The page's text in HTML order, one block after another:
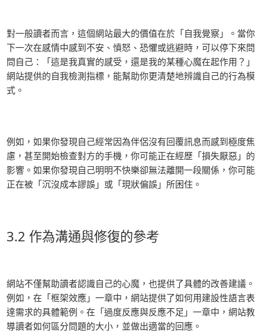
對一般讀者而言，這個網站最大的價值在於「自我覺察」。當你
下一次在感情中感到不安、憤怒、恐懼或逃避時，可以停下來問
問自己：「這是我真實的感受，還是我的某種心魔在起作用？」
網站提供的自我檢測指標，能幫助你更清楚地辨識自己的行為模
式。
例如，如果你發現自己經常因為伴侶沒有回覆訊息而感到極度焦
慮，甚至開始檢查對方的手機，你可能正在經歷「損失厭惡」的
影響。如果你發現自己明明不快樂卻無法離開一段關係，你可能
正在被「沉沒成本謬誤」或「現狀偏誤」所困住。
3.2 作為溝通與修復的參考
網站不僅幫助讀者認識自己的心魔，也提供了具體的改善建議。
例如，在「框架效應」一章中，網站提供了如何用建設性語言表
達需求的具體範例。在「過度反應與反應不足」一章中，網站教
導讀者如何區分問題的大小，並做出適當的回應。